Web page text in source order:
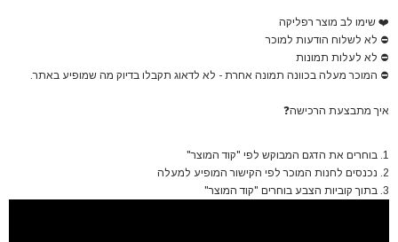
❤️ שימו לב מוצר רפליקה
⛔ לא לשלוח הודעות למוכר
⛔ לא לעלות תמונות
⛔ המוכר מעלה בכוונה תמונה אחרת - לא לדאוג תקבלו בדיוק מה שמופיע באתר.
איך מתבצעת הרכישה❓
1. בוחרים את הדגם המבוקש לפי "קוד המוצר"
2. נכנסים לחנות המוכר לפי הקישור המופיע למעלה
3. בתוך קוביות הצבע בוחרים "קוד המוצר"